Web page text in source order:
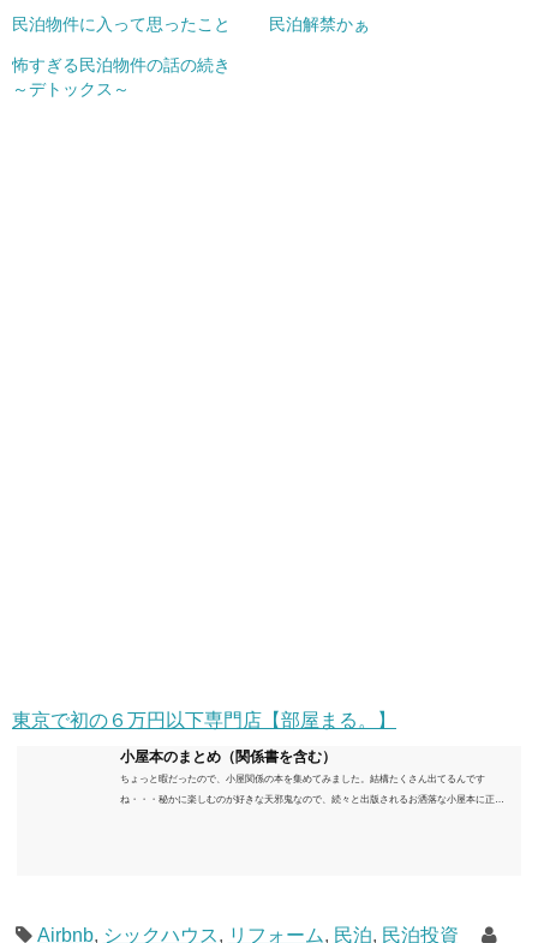
民泊物件に入って思ったこと 民泊解禁かぁ
怖すぎる民泊物件の話の続き
～デトックス～
東京で初の６万円以下専門店【部屋まる。】
小屋本のまとめ（関係書を含む）
ちょっと暇だったので、小屋関係の本を集めてみました。結構たくさん出てるんです
ね・・・秘かに楽しむのが好きな天邪鬼なので、続々と出版されるお洒落な小屋本に正直
Airbnb, シックハウス, リフォーム, 民泊, 民泊投資